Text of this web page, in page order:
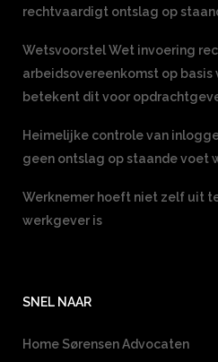
rechtvaardigt ontslag op
Wetsvoorstel Wet invoering
arbeidsovereenkomst op
betekent dit voor
Heimelijke controle van
geen ontslag op staande voet
Werknemer hoeft niet zelf uit
werkgever is
SNEL NAAR
Home Sørensen Advocaten